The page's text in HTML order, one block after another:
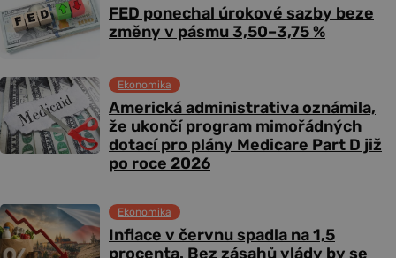
FED ponechal úrokové sazby beze
změny v pásmu 3,50–3,75 %
Americká administrativa oznámila,
že ukončí program mimořádných
dotací pro plány Medicare Part D již
po roce 2026
Ekonomika
Inflace v červnu spadla na 1,5
procenta. Bez zásahů vlády by se
Ekonomika